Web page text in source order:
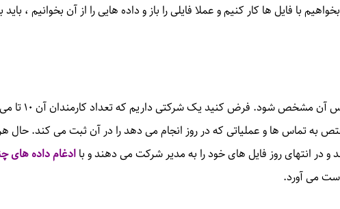
با فایل ها کار کنیم و عملا فایلی را باز و داده هایی را از آن بخوانیم ،
یک مثال کاربردی از فایل
به تماس ها و عملیاتی که در روز انجام می دهد را در آن ثبت می کند. حال
در انتهای روز فایل های خود را به مدیر شرکت می دهند و باادغام داده های
می آورد.